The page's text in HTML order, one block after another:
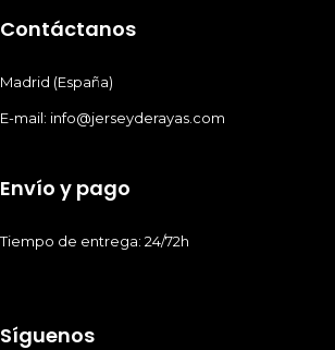
Contáctanos
Madrid (España)
E-mail: info@jerseyderayas.com
Envío y pago
Tiempo de entrega: 24/72h
Síguenos